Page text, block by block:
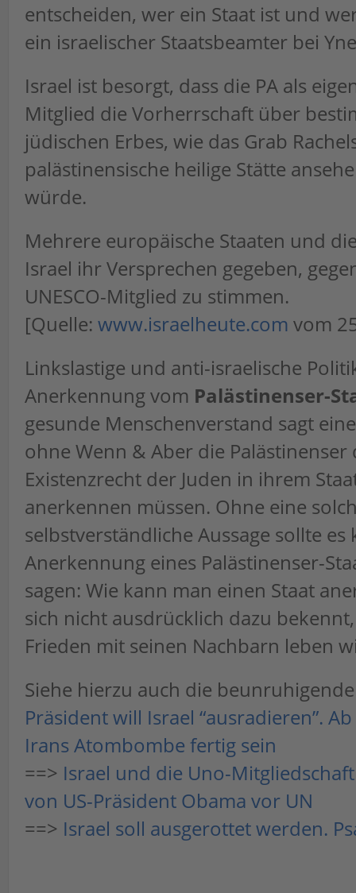
entscheiden, wer ein Staat ist und
ein israelischer Staatsbeamter bei
Israel ist besorgt, dass die PA als
Mitglied die Vorherrschaft über
jüdischen Erbes, wie das Grab
palästinensische heilige Stätte
würde.
Mehrere europäische Staaten und
Israel ihr Versprechen gegeben,
UNESCO-Mitglied zu stimmen.
[Quelle: www.israelheute.com vom
Linkslastige und anti-israelische
Anerkennung vom Palästinenser-
gesunde Menschenverstand sagt
ohne Wenn & Aber die Palästinenser
Existenzrecht der Juden in ihrem
anerkennen müssen. Ohne eine
selbstverständliche Aussage sollte es
Anerkennung eines Palästinenser-
sagen: Wie kann man einen Staat
sich nicht ausdrücklich dazu
Frieden mit seinen Nachbarn leben
Siehe hierzu auch die
Präsident will Israel “ausradieren”.
Irans Atombombe fertig sein
==> Israel und die Uno-
von US-Präsident Obama vor UN
==> Israel soll ausgerottet werden.